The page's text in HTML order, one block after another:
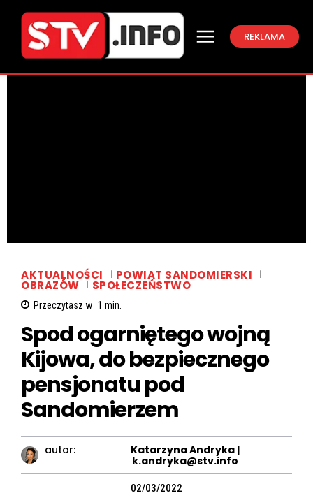
REKLAMA
AKTUALNOŚCI POWIAT SANDOMIERSKI
OBRAZÓW SPOŁECZEŃSTWO
Przeczytasz w 1 min.
Spod ogarniętego wojną
Kijowa, do bezpiecznego
pensjonatu pod
Sandomierzem
autor:
Katarzyna Andryka |
k.andryka@stv.info
02/03/2022